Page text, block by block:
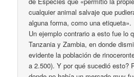
cualquier animal salvaje que
alguna forma, como una etiqueta».
Un ejemplo contrario a esto fue lo
Tanzania y Zambia, en donde
evidente la población de
a 2.500). Y por qué sucedió esto?